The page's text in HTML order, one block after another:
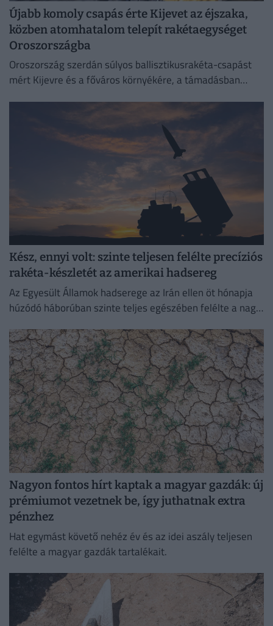
Újabb komoly csapás érte Kijevet az éjszaka,
közben atomhatalom telepít rakétaegységet
Oroszországba
Oroszország szerdán súlyos ballisztikusrakéta-csapást
mért Kijevre és a főváros környékére, a támadásban
Kész, ennyi volt: szinte teljesen felélte precíziós
rakéta-készletét az amerikai hadsereg
Az Egyesült Államok hadserege az Irán ellen öt hónapja
húzódó háborúban szinte teljes egészében felélte a nagy
Nagyon fontos hírt kaptak a magyar gazdák: új
prémiumot vezetnek be, így juthatnak extra
pénzhez
Hat egymást követő nehéz év és az idei aszály teljesen
felélte a magyar gazdák tartalékait.